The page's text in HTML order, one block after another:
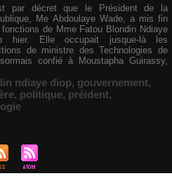
par décret que le Président de la
Me Abdoulaye Wade, a mis fin
de Mme Fatou Blondin Ndiaye
hier. Elle occupait jusque-là les
de ministre des Technologies de
confié à Moustapha Guirassy,
ndiaye diop, gouvernement,
, politique, préident,